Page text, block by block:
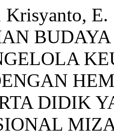
Krisyanto,
DIDIK